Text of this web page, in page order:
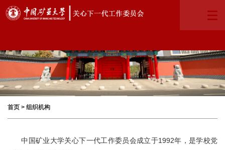
首页 > 组织机构
中国矿业大学关心下一代工作委员会成立于1992年，是学校党